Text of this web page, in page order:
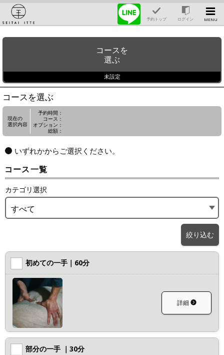
予約トップ ログイン MENU
コースを
選ぶ
未設定
コースを選ぶ
現在の
選択内容
予約時間：
コース：
オプション：
総額：
いずれかからご選択ください。
コース一覧
カテゴリ選択
すべて
絞り込む
初めての一手｜60分
詳細
部分の一手 ｜30分